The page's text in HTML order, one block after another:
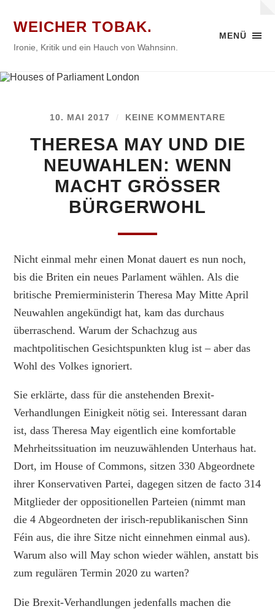
MENÜ
WEICHER TOBAK.
Ironie, Kritik und ein Hauch von Wahnsinn.
10. MAI 2017 / KEINE KOMMENTARE
THERESA MAY UND DIE
NEUWAHLEN: WENN
MACHT GRÖSSER B
ÜRGERWOHL
Nicht einmal mehr einen Monat dauert es nun noch,
bis die Briten ein neues Parlament wählen. Als die
britische Premierministerin Theresa May Mitte April
Neuwahlen angekündigt hat, kam das durchaus
überraschend. Warum der Schachzug aus
machtpolitischen Gesichtspunkten klug ist – aber das
Wohl des Volkes ignoriert.
Sie erklärte, dass für die anstehenden Brexit-
Verhandlungen Einigkeit nötig sei. Interessant daran
ist, dass Theresa May eigentlich eine komfortable
Mehrheitssituation im neuzuwählenden Unterhaus hat.
Dort, im House of Commons, sitzen 330 Abgeordnete
ihrer Konservativen Partei, dagegen sitzen de facto 314
Mitglieder der oppositionellen Parteien (nimmt man
die 4 Abgeordneten der irisch-republikanischen Sinn
Féin aus, die ihre Sitze nicht einnehmen einmal aus).
Warum also will May schon wieder wählen, anstatt bis
zum regulären Termin 2020 zu warten?
Die Brexit-Verhandlungen jedenfalls machen die